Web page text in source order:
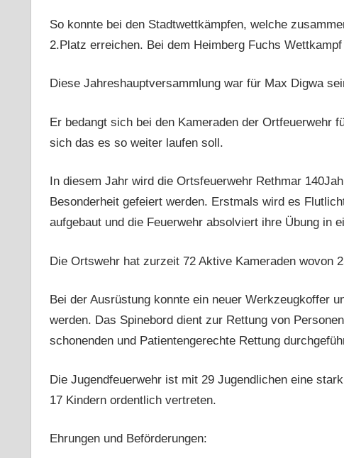
So konnte bei den Stadtwettkämpfen, welche
2.Platz erreichen. Bei dem Heimberg Fuchs
Diese Jahreshauptversammlung war für Max Digwa
Er bedangt sich bei den Kameraden der Ortfeuerwehr
sich das es so weiter laufen soll.
In diesem Jahr wird die Ortsfeuerwehr Rethmar
Besonderheit gefeiert werden. Erstmals wird es
aufgebaut und die Feuerwehr absolviert ihre Übung in
Die Ortswehr hat zurzeit 72 Aktive Kameraden wovon
Bei der Ausrüstung konnte ein neuer Werkzeugkoffer
werden. Das Spinebord dient zur Rettung von
schonenden und Patientengerechte Rettung
Die Jugendfeuerwehr ist mit 29 Jugendlichen eine
17 Kindern ordentlich vertreten.
Ehrungen und Beförderungen: